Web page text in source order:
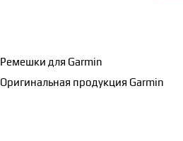
Ремешки для Garmin
Оригинальная продукция Garmin